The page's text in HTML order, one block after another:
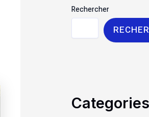
Rechercher
Categories